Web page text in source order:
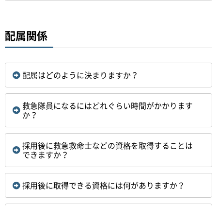
配属関係
配属はどのように決まりますか？
救急隊員になるにはどれぐらい時間がかかります
か？
採用後に救急救命士などの資格を取得することは
できますか？
採用後に取得できる資格には何がありますか？